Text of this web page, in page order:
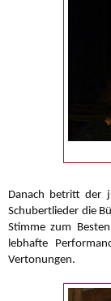
Danach betritt der
Schubertlieder die
Stimme zum
lebhafte
Vertonungen.